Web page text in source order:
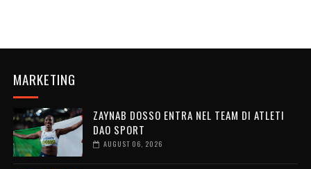
MARKETING
ZAYNAB DOSSO ENTRA NEL TEAM DI ATLETI
DAO SPORT
AUGUST 06, 2026